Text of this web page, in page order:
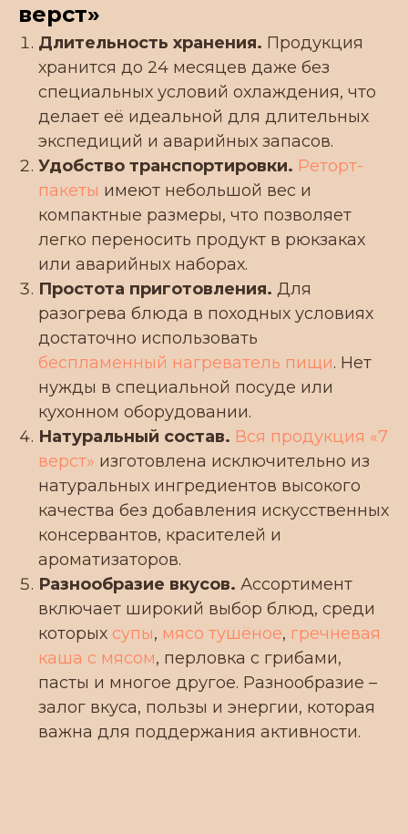
верст»
Длительность хранения. Продукция
хранится до 24 месяцев даже без
специальных условий охлаждения, что
делает её идеальной для длительных
экспедиций и аварийных запасов.
Удобство транспортировки. Реторт-
пакеты имеют небольшой вес и
компактные размеры, что позволяет
легко переносить продукт в рюкзаках
или аварийных наборах.
Простота приготовления. Для
разогрева блюда в походных условиях
достаточно использовать
беспламенный нагреватель пищи. Нет
нужды в специальной посуде или
кухонном оборудовании.
Натуральный состав. Вся продукция «7
верст» изготовлена исключительно из
натуральных ингредиентов высокого
качества без добавления искусственных
консервантов, красителей и
ароматизаторов.
Разнообразие вкусов. Ассортимент
включает широкий выбор блюд, среди
которых супы, мясо тушёное, гречневая
каша с мясом, перловка с грибами,
пасты и многое другое. Разнообразие –
залог вкуса, пользы и энергии, которая
важна для поддержания активности.